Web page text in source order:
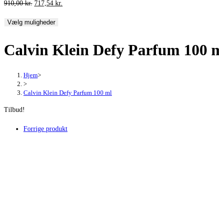
910,00kr. Den
pris
910,00 kr..
717,54 kr.
717,54 kr..
Vælg muligheder
Calvin Klein Defy Parfum 100
Hjem>
>
Calvin Klein Defy Parfum 100 ml
Tilbud!
Forrige produkt